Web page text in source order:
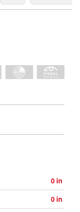
0 in
0 in